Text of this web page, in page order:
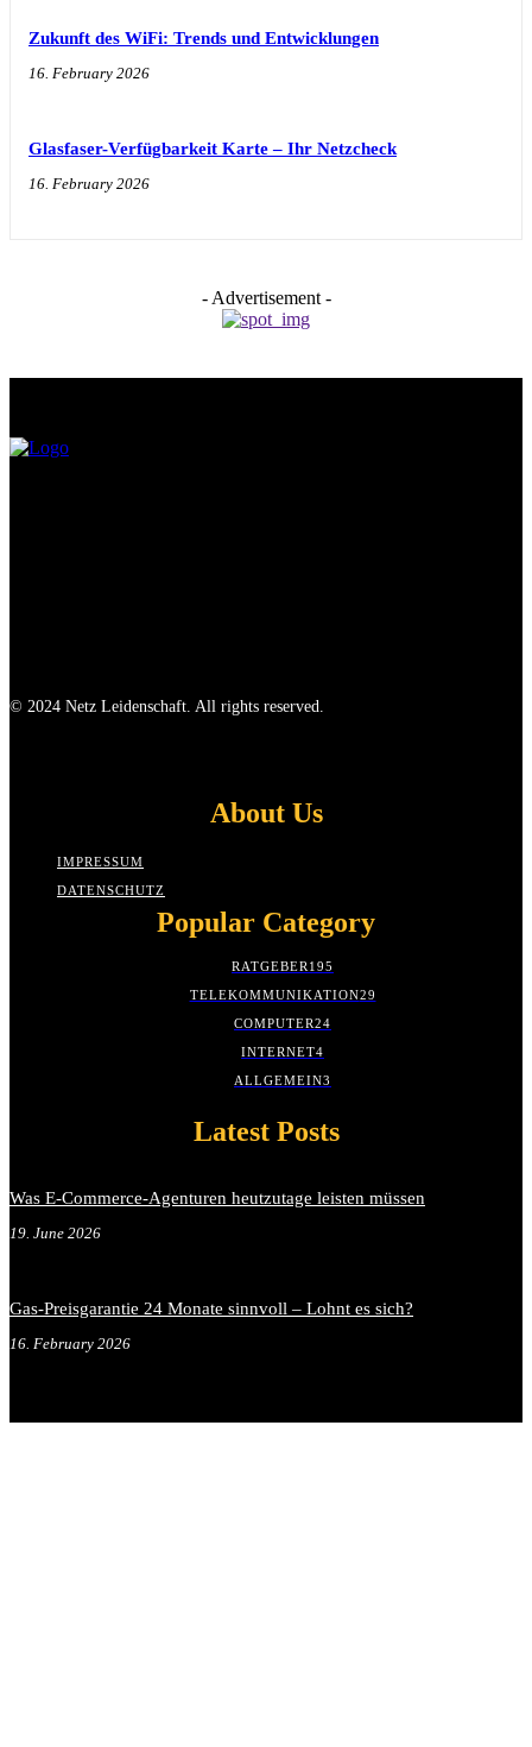
Zukunft des WiFi: Trends und Entwicklungen
16. February 2026
Glasfaser-Verfügbarkeit Karte – Ihr Netzcheck
16. February 2026
- Advertisement -
© 2024 Netz Leidenschaft. All rights reserved.
About Us
IMPRESSUM
DATENSCHUTZ
Popular Category
RATGEBER 195
TELEKOMMUNIKATION29
COMPUTER24
INTERNET4
ALLGEMEIN3
Latest Posts
Was E-Commerce-Agenturen heutzutage leisten müssen
19. June 2026
Gas-Preisgarantie 24 Monate sinnvoll – Lohnt es sich?
16. February 2026